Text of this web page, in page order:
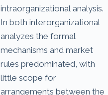
intraorganizational analysis.
In both interorganizational
analyzes the formal
mechanisms and market
rules predominated, with
little scope for
arrangements between the